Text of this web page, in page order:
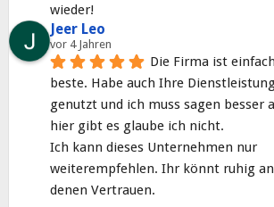
wieder!
Jeer Leo
vor 4 Jahren
Die Firma ist
beste. Habe auch Ihre
genutzt und ich muss sagen besser
hier gibt es glaube ich nicht.
Ich kann dieses Unternehmen nur
weiterempfehlen. Ihr könnt ruhig an
denen Vertrauen.